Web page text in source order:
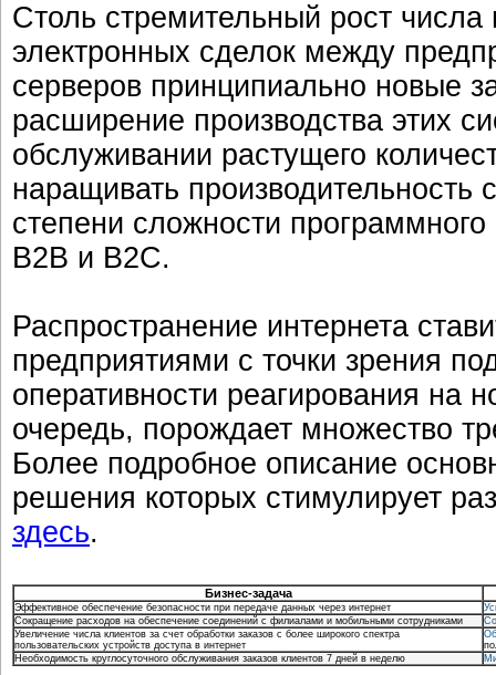
Столь стремительный рост
электронных сделок между
серверов принципиально новые
расширение производства этих
обслуживании растущего
наращивать производительность
степени сложности
В2В и В2С.
Распространение интернета
предприятиями с точки зрения
оперативности реагирования на
очередь, порождает множество
Более подробное описание
решения которых стимулирует
здесь.
Бизнес-задача
Эффективное обеспечение безопасности при передаче данных через интернет
Сокращение расходов на обеспечение соединений с филиалами и мобильными сотрудниками
Увеличение числа клиентов за счет обработки заказов с более широкого спектра
пользовательских устройств доступа в интернет
Необходимость круглосуточного обслуживания заказов клиентов 7 дней в неделю